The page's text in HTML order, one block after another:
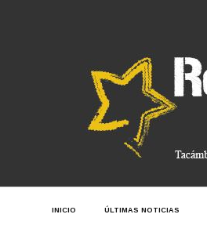
INICIO ÚLTIMAS NOTICIAS